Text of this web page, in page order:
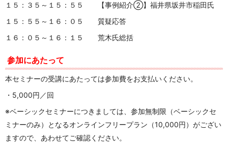
１５：３５～１５：５５ 【事例紹介②】福井県坂井市稲田氏
１５：５５～１６：０５ 質疑応答
１６：０５～１６：１５ 荒木氏総括
参加にあたって
本セミナーの受講にあたっては参加費をお支払いください。
・5,000円／回
※ベーシックセミナーにつきましては、参加無制限（ベーシックセ
ミナーのみ）となるオンラインフリープラン（10,000円）がござい
ますので、あわせてご確認ください。